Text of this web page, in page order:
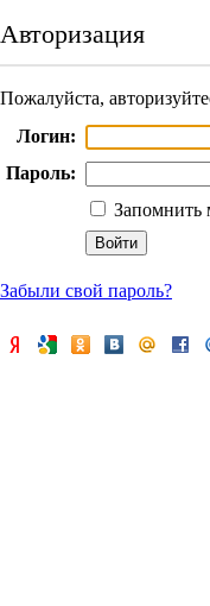
Авторизация
Пожалуйста,
Логин:
Пароль:
Запомнить
Забыли свой пароль?